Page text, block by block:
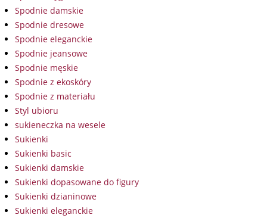
Spodnie damskie
Spodnie dresowe
Spodnie eleganckie
Spodnie jeansowe
Spodnie męskie
Spodnie z ekoskóry
Spodnie z materiału
Styl ubioru
sukieneczka na wesele
Sukienki
Sukienki basic
Sukienki damskie
Sukienki dopasowane do figury
Sukienki dzianinowe
Sukienki eleganckie